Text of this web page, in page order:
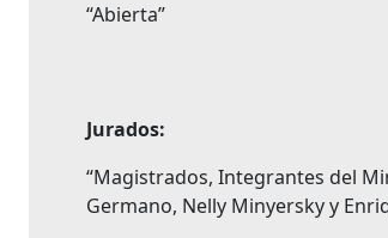
“Abierta”
Jurados:
“Magistrados, Integrantes del
Germano, Nelly Minyersky y